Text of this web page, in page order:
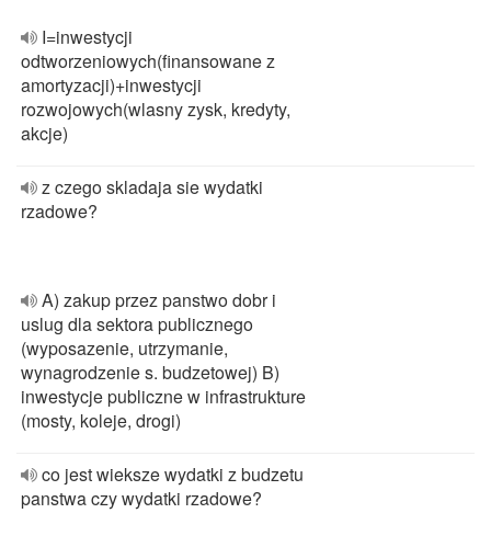
I=inwestycji
odtworzeniowych(finansowane z
amortyzacji)+inwestycji
rozwojowych(wlasny zysk, kredyty,
akcje)
z czego skladaja sie wydatki
rzadowe?
A) zakup przez panstwo dobr i
uslug dla sektora publicznego
(wyposazenie, utrzymanie,
wynagrodzenie s. budzetowej) B)
inwestycje publiczne w infrastrukture
(mosty, koleje, drogi)
co jest wieksze wydatki z budzetu
panstwa czy wydatki rzadowe?